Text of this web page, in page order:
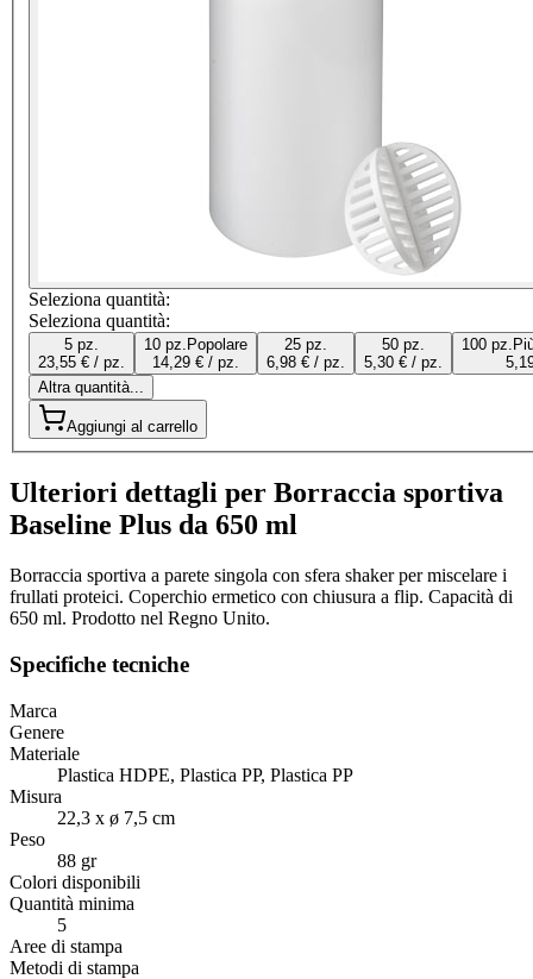
Seleziona quantità:
Seleziona quantità:
5 pz.
23,55 € / pz.
10 pz. Popolare
14,29 € / pz.
25 pz.
6,98 € / pz.
50 pz.
5,30 € / pz.
100 pz.
Altra quantità...
Aggiungi al carrello
Ulteriori dettagli per Borraccia sportiva
Baseline Plus da 650 ml
Borraccia sportiva a parete singola con sfera shaker per miscelare i
frullati proteici. Coperchio ermetico con chiusura a flip. Capacità di
650 ml. Prodotto nel Regno Unito.
Specifiche tecniche
Marca
Genere
Materiale
Plastica HDPE, Plastica PP, Plastica PP
Misura
22,3 x ø 7,5 cm
Peso
88 gr
Colori disponibili
Quantità minima
5
Aree di stampa
Metodi di stampa